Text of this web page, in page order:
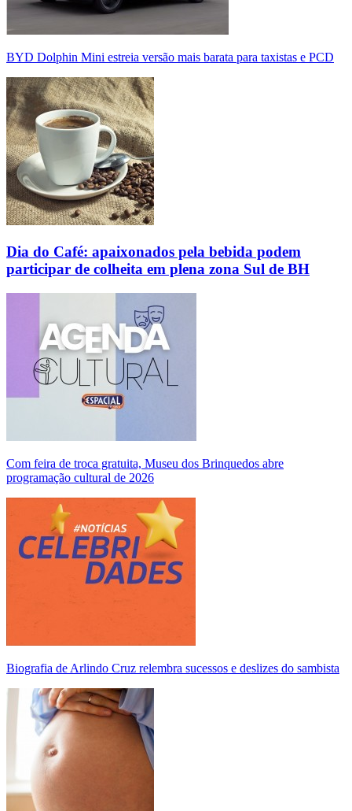
BYD Dolphin Mini estreia versão mais barata para taxistas e PCD
Dia do Café: apaixonados pela bebida podem
participar de colheita em plena zona Sul de BH
Com feira de troca gratuita, Museu dos Brinquedos abre
programação cultural de 2026
Biografia de Arlindo Cruz relembra sucessos e deslizes do sambista